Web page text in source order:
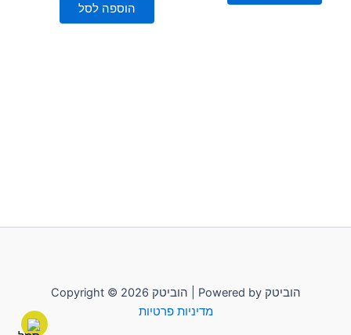
הוספה לסל
Copyright © 2026 הוביטק | Powered by הוביטק
מדיניות פרטיות